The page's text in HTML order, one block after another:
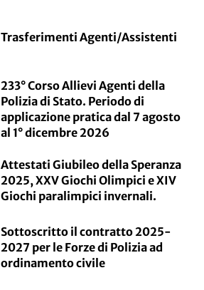
Trasferimenti Agenti/Assistenti
233° Corso Allievi Agenti della
Polizia di Stato. Periodo di
applicazione pratica dal 7 agosto
al 1° dicembre 2026
Attestati Giubileo della Speranza
2025, XXV Giochi Olimpici e XIV
Giochi paralimpici invernali.
Sottoscritto il contratto 2025-
2027 per le Forze di Polizia ad
ordinamento civile